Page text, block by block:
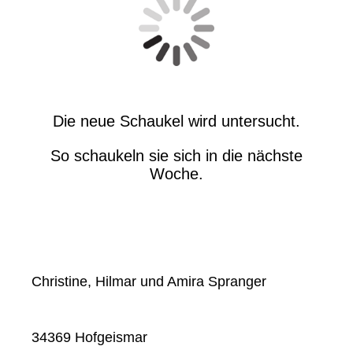
Die neue Schaukel wird untersucht.
So schaukeln sie sich in die nächste
Woche.
Christine, Hilmar und Amira Spranger
34369 Hofgeismar